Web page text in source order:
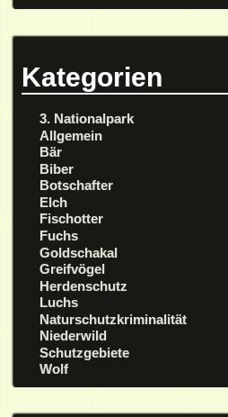
Kategorien
3. Nationalpark
Allgemein
Bär
Biber
Botschafter
Elch
Fischotter
Fuchs
Goldschakal
Greifvögel
Herdenschutz
Luchs
Naturschutzkriminalität
Niederwild
Schutzgebiete
Wolf